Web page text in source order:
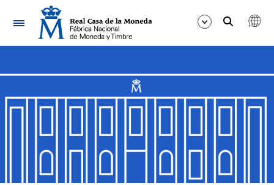
Nabigazioa
Erakutsi/Ezkutatu
Erakutsi/Ezkutatu
Erakutsi/Ezkutatu